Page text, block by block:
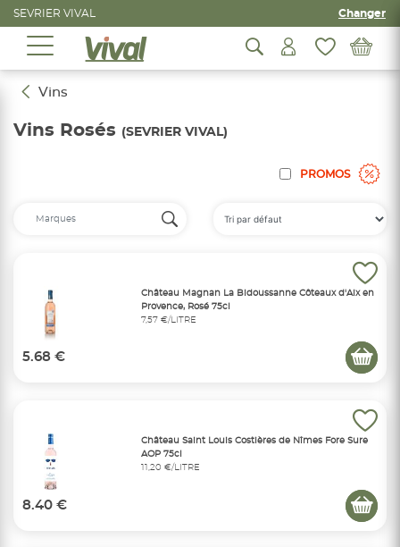
SEVRIER VIVAL Changer
Vins
Vins Rosés (SEVRIER VIVAL)
PROMOS
Château Magnan La Bidoussanne Côteaux d'Aix en
Provence, Rosé 75cl
7,57 €/LITRE
5.68 €
Château Saint Louis Costières de Nîmes Fore Sure
AOP 75cl
11,20 €/LITRE
8.40 €